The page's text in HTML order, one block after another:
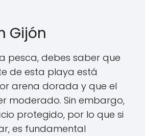
Gijón
pesca, debes saber que
de esta playa está
arena dorada y que el
moderado. Sin embargo,
protegido, por lo que si
es fundamental